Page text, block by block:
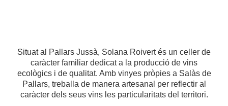
Situat al Pallars Jussà, Solana Roivert és un celler de
caràcter familiar dedicat a la producció de vins
ecològics i de qualitat. Amb vinyes pròpies a Salàs de
Pallars, treballa de manera artesanal per reflectir al
caràcter dels seus vins les particularitats del territori.